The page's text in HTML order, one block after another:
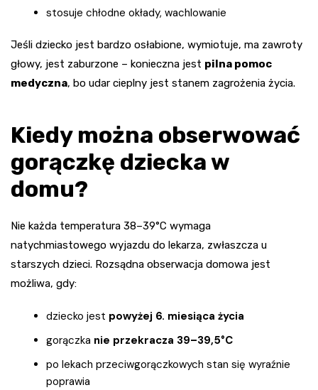
stosuje chłodne okłady, wachlowanie
Jeśli dziecko jest bardzo osłabione, wymiotuje, ma zawroty
głowy, jest zaburzone – konieczna jest pilna pomoc
medyczna, bo udar cieplny jest stanem zagrożenia życia.
Kiedy można obserwować
gorączkę dziecka w
domu?
Nie każda temperatura 38–39°C wymaga
natychmiastowego wyjazdu do lekarza, zwłaszcza u
starszych dzieci. Rozsądna obserwacja domowa jest
możliwa, gdy:
dziecko jest powyżej 6. miesiąca życia
gorączka nie przekracza 39–39,5°C
po lekach przeciwgorączkowych stan się wyraźnie
poprawia